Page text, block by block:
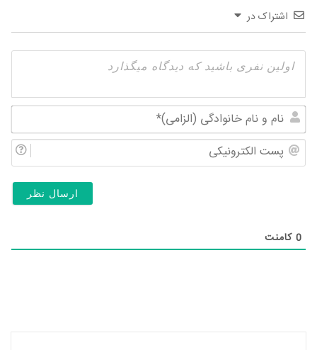
اشتراک در
و
0 کامنت